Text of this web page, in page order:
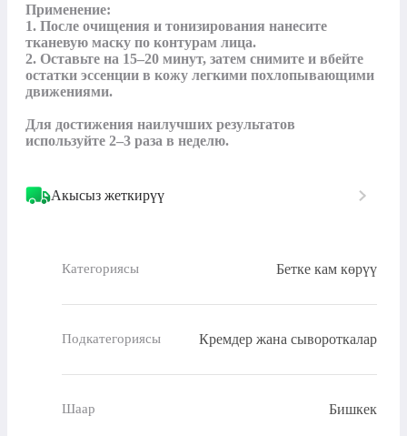
Применение:
1. После очищения и тонизирования нанесите
тканевую маску по контурам лица.
2. Оставьте на 15–20 минут, затем снимите и вбейте
остатки эссенции в кожу легкими похлопывающими
движениями.
Для достижения наилучших результатов
используйте 2–3 раза в неделю.
Акысыз жеткирүү
Категориясы Бетке кам көрүү
Подкатегориясы Кремдер жана сывороткалар
Шаар Бишкек